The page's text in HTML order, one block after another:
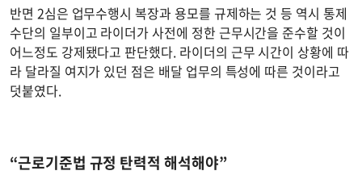
반면 2심은 업무수행시 복장과 용모를 규제하는 것 등 역시 통제
수단의 일부이고 라이더가 사전에 정한 근무시간을 준수할 것이
어느정도 강제됐다고 판단했다. 라이더의 근무 시간이 상황에 따
라 달라질 여지가 있던 점은 배달 업무의 특성에 따른 것이라고
덧붙였다.
“근로기준법 규정 탄력적 해석해야”